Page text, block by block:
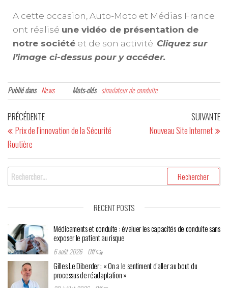
A cette occasion, Auto-Moto et Médias France
ont réalisé une vidéo de présentation de
notre société et de son activité. Cliquez sur
l’image ci-dessus pour y accéder.
Publié dans News Mots-clés simulateur de conduite
PRÉCÉDENTE
Prix de l’innovation de la Sécurité
Routière
SUIVANTE
Nouveau Site Internet
RECENT POSTS
Médicaments et conduite : évaluer les capacités de conduite sans
exposer le patient au risque
6 août 2026 Off
Gilles Le Diberder : « On a le sentiment d’aller au bout du
processus de réadaptation »